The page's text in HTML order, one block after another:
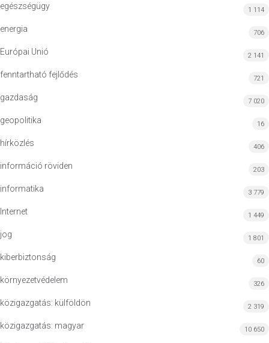
egészségügy 1 114
energia 706
Európai Unió 2 141
fenntartható fejlődés 721
gazdaság 7 020
geopolitika 16
hírközlés 406
információ röviden 203
informatika 3 779
Internet 1 449
jog 1 801
kiberbiztonság 60
környezetvédelem 326
közigazgatás: külföldön 2 319
közigazgatás: magyar 10 650